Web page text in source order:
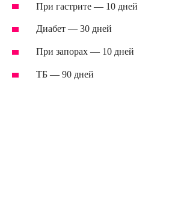
При гастрите — 10 дней
Диабет — 30 дней
При запорах — 10 дней
ТБ — 90 дней